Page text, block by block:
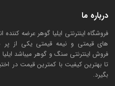
درباره ما
فروشگاه اینترنتی ایلیا گوهر عرضه
های قیمتی و نیمه قیمتی یکی از پر
فروش اینترنتی سنگ و گوهر میباشد
تا بهترین کیفیت با کمترین قیمت در
بگیرد.